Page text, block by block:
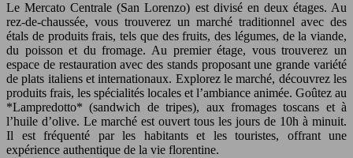
Le Mercato Centrale (San Lorenzo) est divisé en deux étages. Au
rez-de-chaussée, vous trouverez un marché traditionnel avec des
étals de produits frais, tels que des fruits, des légumes, de la viande,
du poisson et du fromage. Au premier étage, vous trouverez un
espace de restauration avec des stands proposant une grande variété
de plats italiens et internationaux. Explorez le marché, découvrez les
produits frais, les spécialités locales et l’ambiance animée. Goûtez au
*Lampredotto* (sandwich de tripes), aux fromages toscans et à
l’huile d’olive. Le marché est ouvert tous les jours de 10h à minuit.
Il est fréquenté par les habitants et les touristes, offrant une
expérience authentique de la vie florentine.